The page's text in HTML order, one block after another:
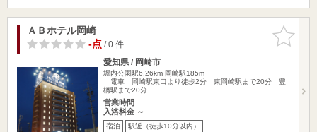
お気に入
りに追加
ＡＢホテル岡崎
-点/ 0 件
愛知県 / 岡崎市
堀内公園駅6.26km 岡崎駅185m
電車 岡崎駅東口より徒歩2分 東岡崎駅まで20分 豊
橋駅まで20分…
営業時間
入浴料金 ～
宿泊 駅近（徒歩10分以内）